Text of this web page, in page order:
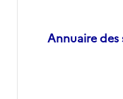
Annuaire des